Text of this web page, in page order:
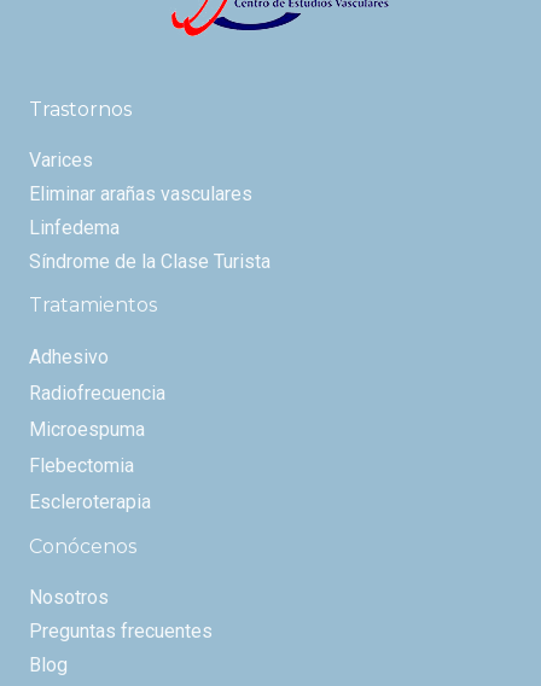
Trastornos
Varices
Eliminar arañas vasculares
Linfedema
Síndrome de la Clase Turista
Tratamientos
Adhesivo
Radiofrecuencia
Microespuma
Flebectomia
Escleroterapia
Conócenos
Nosotros
Preguntas frecuentes
Blog